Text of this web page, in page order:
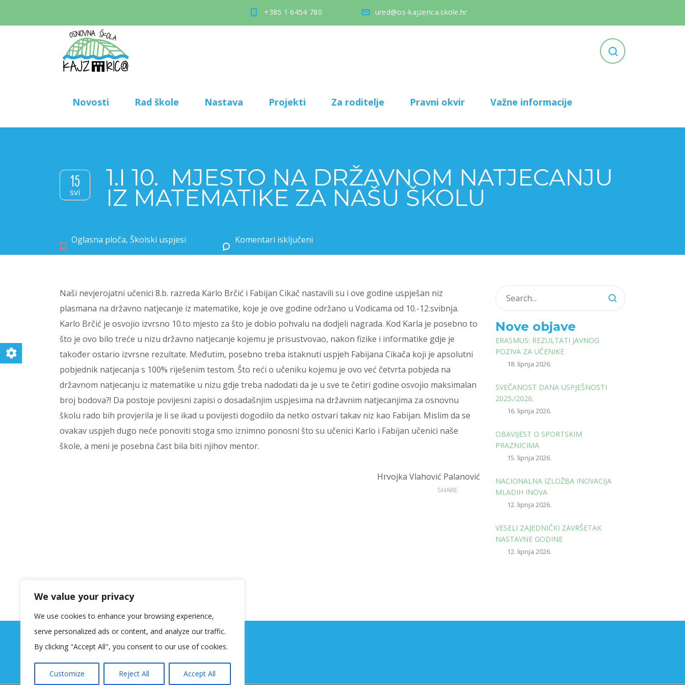
We value your privacy
We use cookies to enhance your browsing experience,
serve personalized ads or content, and analyze our traffic.
By clicking "Accept All", you consent to our use of cookies.
Customize Reject All Accept All
+385 1 6454 780 ured@os-kajzerica.skole.hr
Novosti Rad škole Nastava Projekti Za roditelje Pravni okvir Važne informacije
15
svi
1.I 10. MJESTO NA DRŽAVNOM NATJECANJU
IZ MATEMATIKE ZA NAŠU ŠKOLU
Oglasna ploča, Školski uspjesi Komentari isključeni
Naši nevjerojatni učenici 8.b. razreda Karlo Brčić i Fabijan Cikač nastavili su i ove godine uspješan niz
plasmana na državno natjecanje iz matematike, koje je ove godine održano u Vodicama od 10.-12.svibnja.
Karlo Brčić je osvojio izvrsno 10.to mjesto za što je dobio pohvalu na dodjeli nagrada. Kod Karla je posebno to
što je ovo bilo treće u nizu državno natjecanje kojemu je prisustvovao, nakon fizike i informatike gdje je
također ostario izvrsne rezultate. Međutim, posebno treba istaknuti uspjeh Fabijana Cikača koji je apsolutni
pobjednik natjecanja s 100% riješenim testom. Što reći o učeniku kojemu je ovo već četvrta pobjeda na
državnom natjecanju iz matematike u nizu gdje treba nadodati da je u sve te četiri godine osvojio maksimalan
broj bodova?! Da postoje povijesni zapisi o dosadašnjim uspjesima na državnim natjecanjima za osnovnu
školu rado bih provjerila je li se ikad u povijesti dogodilo da netko ostvari takav niz kao Fabijan. Mislim da se
ovakav uspjeh dugo neće ponoviti stoga smo iznimno ponosni što su učenici Karlo i Fabijan učenici naše
škole, a meni je posebna čast bila biti njihov mentor.
Hrvojka Vlahović Palanović
SHARE
Nove objave
ERASMUS: REZULTATI JAVNOG
POZIVA ZA UČENIKE
18. lipnja 2026.
SVEČANOST DANA USPJEŠNOSTI
2025./2026.
16. lipnja 2026.
OBAVIJEST O SPORTSKIM
PRAZNICIMA
15. lipnja 2026.
NACIONALNA IZLOŽBA INOVACIJA
MLADIH INOVA
12. lipnja 2026.
VESELI ZAJEDNIČKI ZAVRŠETAK
NASTAVNE GODINE
12. lipnja 2026.